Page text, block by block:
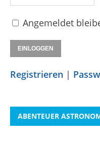
Angemeldet
Registrieren |
ABENTEUER